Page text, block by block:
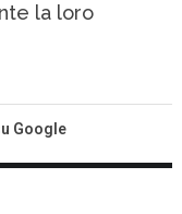
la loro
Google